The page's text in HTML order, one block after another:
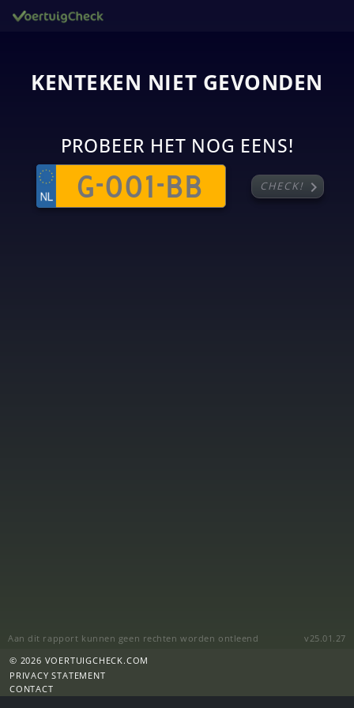
KENTEKEN NIET GEVONDEN
PROBEER HET NOG EENS!
CHECK! chevron_right
Aan dit rapport kunnen geen rechten worden ontleend
v25.01.27
© 2026 VOERTUIGCHECK.COM
PRIVACY STATEMENT
CONTACT